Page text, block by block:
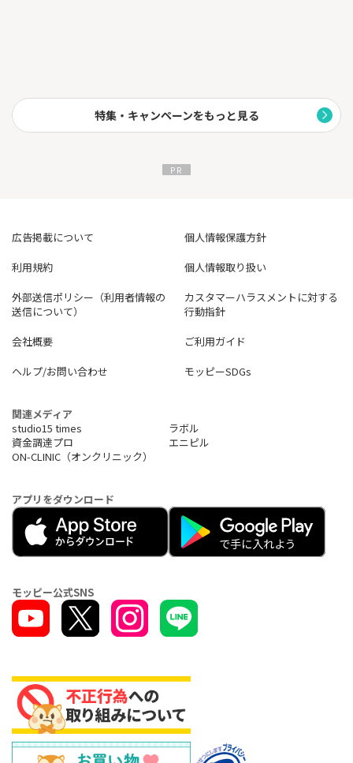
特集・キャンペーンをもっと見る
広告掲載について
個人情報保護方針
利用規約
個人情報取り扱い
外部送信ポリシー（利用者情報の
送信について）
カスタマーハラスメントに対する
行動指針
会社概要
ご利用ガイド
ヘルプ/お問い合わせ
モッピーSDGs
関連メディア
studio15 times
ラボル
資金調達プロ
エニピル
ON-CLINIC（オンクリニック）
アプリをダウンロード
モッピー公式SNS